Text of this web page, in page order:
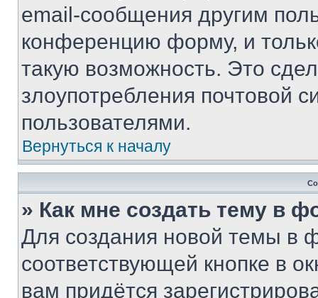
email-сообщения другим
конференцию форму, и
такую возможность. Это
злоупотребления почтовой
пользователями.
Вернуться к началу
» Как мне создать тему в
Для создания новой темы в
соответствующей кнопке в
вам придётся